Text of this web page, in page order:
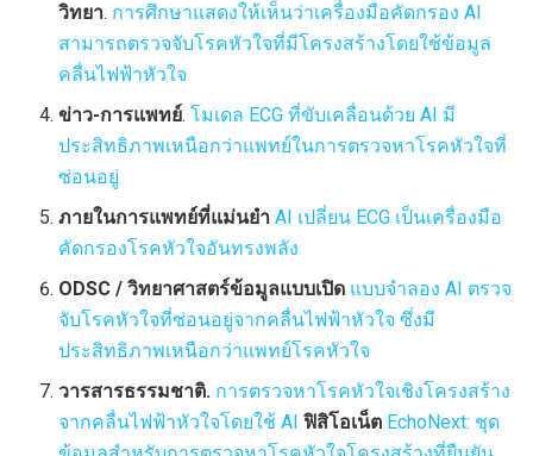
วิทยา. การศึกษาแสดงให้เห็นว่าเครื่องมือคัดกรอง AI
สามารถตรวจจับโรคหัวใจที่มีโครงสร้างโดยใช้ข้อมูล
คลื่นไฟฟ้าหัวใจ
ข่าว-การแพทย์.โมเดล ECG ที่ขับเคลื่อนด้วย AI มี
ประสิทธิภาพเหนือกว่าแพทย์ในการตรวจหาโรคหัวใจที่
ซ่อนอยู่
ภายในการแพทย์ที่แม่นยำ AI เปลี่ยน ECG เป็นเครื่องมือ
คัดกรองโรคหัวใจอันทรงพลัง
ODSC / วิทยาศาสตร์ข้อมูลแบบเปิด แบบจำลอง AI ตรวจ
จับโรคหัวใจที่ซ่อนอยู่จากคลื่นไฟฟ้าหัวใจ ซึ่งมี
ประสิทธิภาพเหนือกว่าแพทย์โรคหัวใจ
วารสารธรรมชาติ. การตรวจหาโรคหัวใจเชิงโครงสร้าง
จากคลื่นไฟฟ้าหัวใจโดยใช้ AI ฟิสิโอเน็ต EchoNext: ชุด